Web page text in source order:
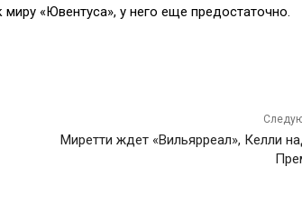
«Ювентуса», у него еще предостаточно.
Миретти ждет «Вильярреал», Келли